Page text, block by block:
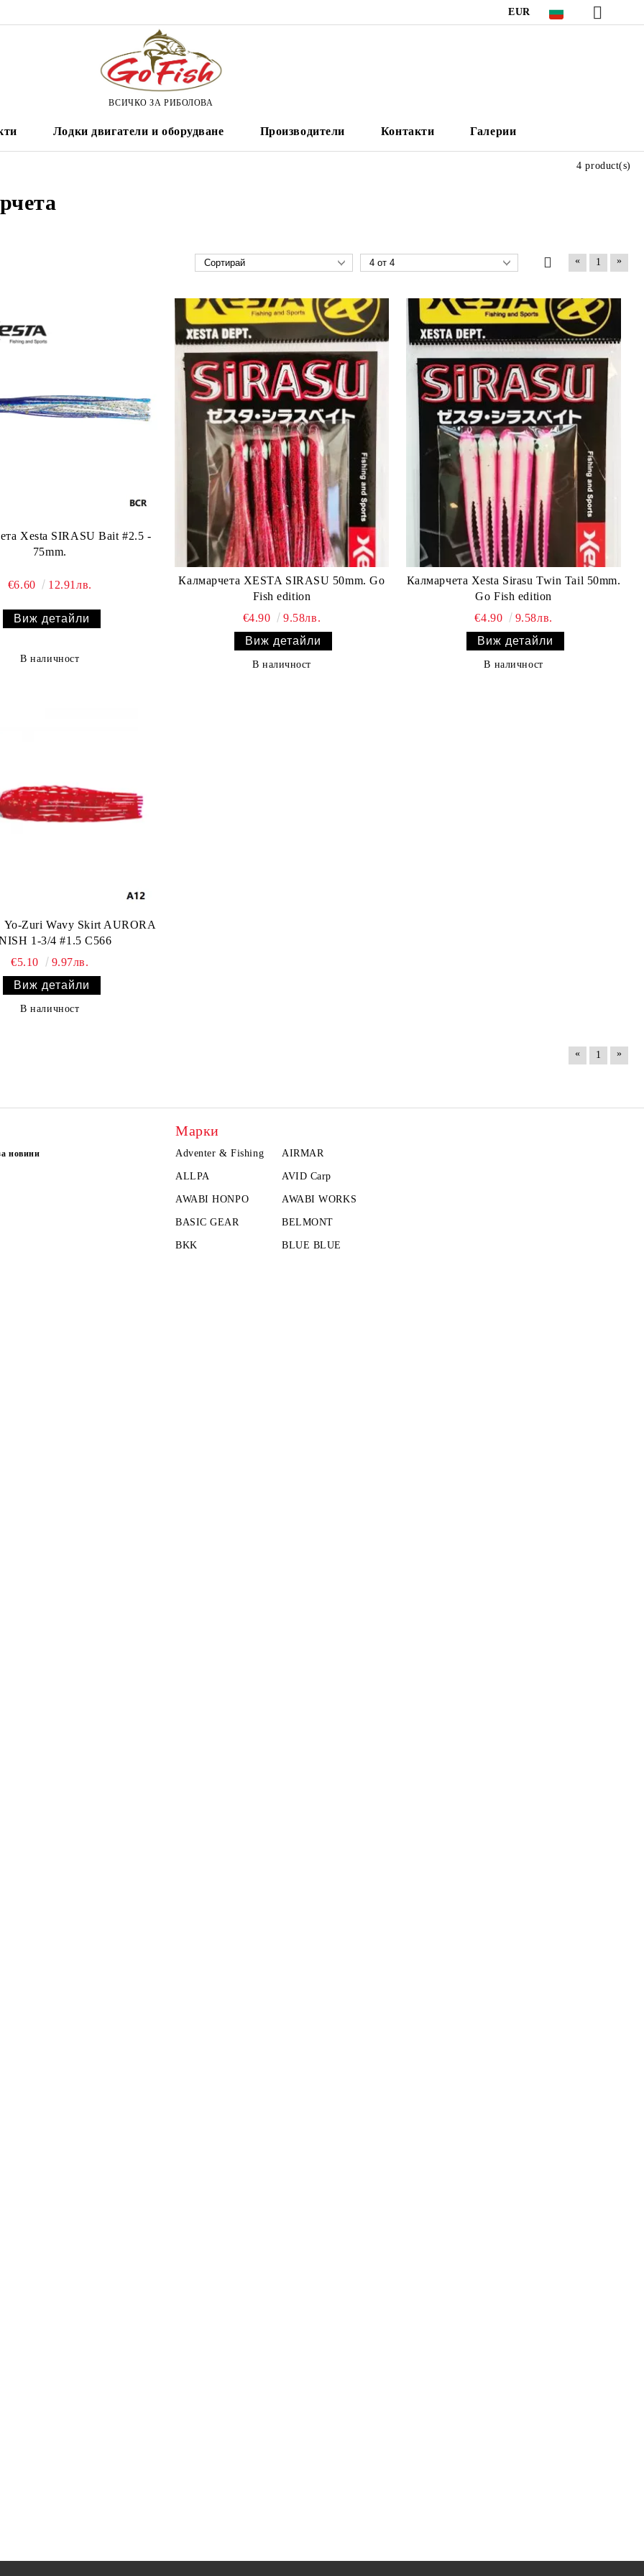
EUR
ВСИЧКО ЗА РИБОЛОВА
Лодки двигатели и оборудване Производители Контакти Галерии
4 product(s)
« 1 »
#2.5 -
75mm.
€6.60 12.91лв.
Виж детайли
В наличност
Калмарчета XESTA SIRASU 50mm. Go
Fish edition
€4.90
9.58лв.
Виж детайли
В наличност
Калмарчета Xesta Sirasu Twin Tail 50mm.
Go Fish edition
€4.90
9.58лв.
Виж детайли
В наличност
Yo-Zuri Wavy Skirt AURORA
1-3/4 #1.5 C566
€5.10
9.97лв.
Виж детайли
В наличност
« 1 »
новини
Марки
Adventer & Fishing AIRMAR
ALLPA AVID Carp
AWABI HONPO AWABI WORKS
BASIC GEAR BELMONT
BKK BLUE BLUE